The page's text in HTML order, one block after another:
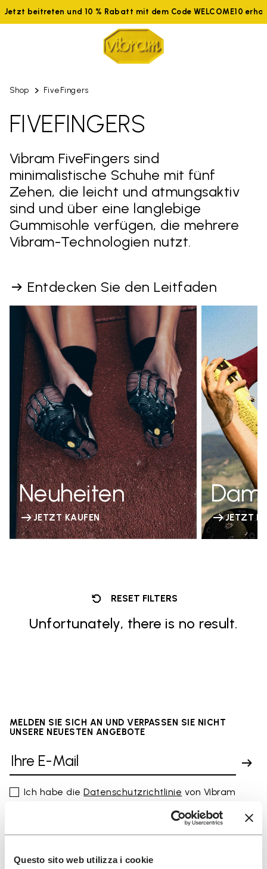
Questo sito web utilizza i cookie
Jetzt beitreten und 10 % Rabatt mit dem Code WELCOME10
Shop FiveFingers
FIVEFINGERS
Vibram FiveFingers sind
minimalistische Schuhe mit fünf
Zehen, die leicht und atmungsaktiv
sind und über eine langlebige
Gummisohle verfügen, die mehrere
Vibram-Technologien nutzt.
Entdecken Sie den Leitfaden
Neuheiten
JETZT KAUFEN JETZT
RESET FILTERS
Unfortunately, there is no result.
MELDEN SIE SICH AN UND VERPASSEN SIE NICHT
UNSERE NEUESTEN ANGEBOTE
Ich habe dieDatenschutzrichtlinie von Vibram
personenbezogenen Daten zu, um personalisierte
Kommunikation zu erhalten